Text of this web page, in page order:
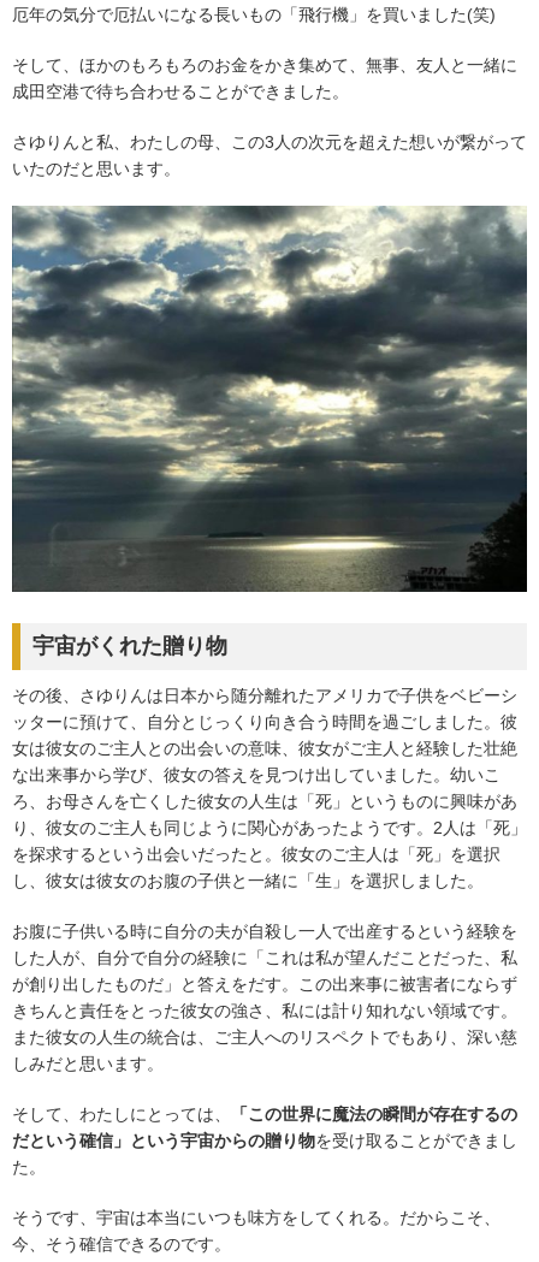
厄年の気分で厄払いになる長いもの「飛行機」を買いました(笑)
そして、ほかのもろもろのお金をかき集めて、無事、友人と一緒に
成田空港で待ち合わせることができました。
さゆりんと私、わたしの母、この3人の次元を超えた想いが繋がって
いたのだと思います。
宇宙がくれた贈り物
その後、さゆりんは日本から随分離れたアメリカで子供をベビーシ
ッターに預けて、自分とじっくり向き合う時間を過ごしました。彼
女は彼女のご主人との出会いの意味、彼女がご主人と経験した壮絶
な出来事から学び、彼女の答えを見つけ出していました。幼いこ
ろ、お母さんを亡くした彼女の人生は「死」というものに興味があ
り、彼女のご主人も同じように関心があったようです。2人は「死」
を探求するという出会いだったと。彼女のご主人は「死」を選択
し、彼女は彼女のお腹の子供と一緒に「生」を選択しました。
お腹に子供いる時に自分の夫が自殺し一人で出産するという経験を
した人が、自分で自分の経験に「これは私が望んだことだった、私
が創り出したものだ」と答えをだす。この出来事に被害者にならず
きちんと責任をとった彼女の強さ、私には計り知れない領域です。
また彼女の人生の統合は、ご主人へのリスペクトでもあり、深い慈
しみだと思います。
そして、わたしにとっては、
「この世界に魔法の瞬間が存在するの
だという確信」という宇宙からの贈り物を受け取ることができまし
た。
そうです、宇宙は本当にいつも味方をしてくれる。だからこそ、
今、そう確信できるのです。